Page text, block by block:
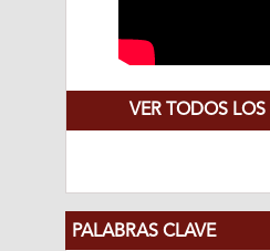
VER TODOS
PALABRAS CLAVE